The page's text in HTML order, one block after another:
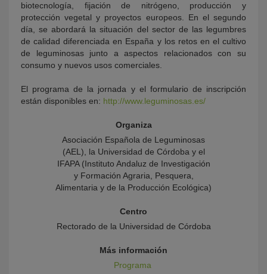
biotecnología, fijación de nitrógeno, producción y
protección vegetal y proyectos europeos. En el segundo
día, se abordará la situación del sector de las legumbres
de calidad diferenciada en España y los retos en el cultivo
de leguminosas junto a aspectos relacionados con su
consumo y nuevos usos comerciales.
El programa de la jornada y el formulario de inscripción
están disponibles en: http://www.leguminosas.es/
Organiza
Asociación Española de Leguminosas
(AEL), la Universidad de Córdoba y el
IFAPA (Instituto Andaluz de Investigación
y Formación Agraria, Pesquera,
Alimentaria y de la Producción Ecológica)
Centro
Rectorado de la Universidad de Córdoba
Más información
Programa